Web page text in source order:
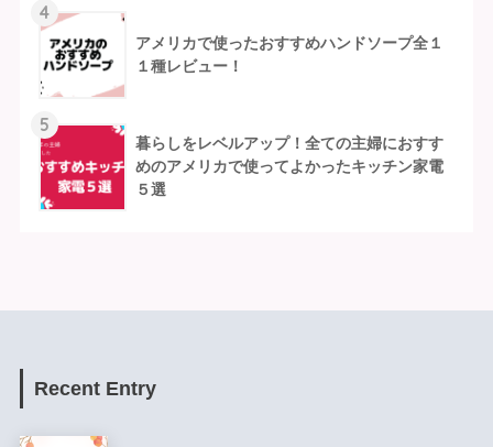
4
アメリカで使ったおすすめハンドソープ全１
１種レビュー！
5
暮らしをレベルアップ！全ての主婦におすす
めのアメリカで使ってよかったキッチン家電
５選
Recent Entry